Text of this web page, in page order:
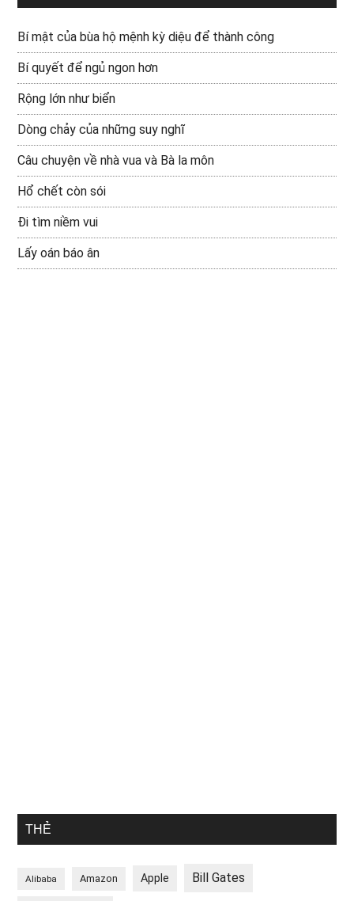
Bí mật của bùa hộ mệnh kỳ diệu để thành công
Bí quyết để ngủ ngon hơn
Rộng lớn như biển
Dòng chảy của những suy nghĩ
Câu chuyện về nhà vua và Bà la môn
Hổ chết còn sói
Đi tìm niềm vui
Lấy oán báo ân
THẺ
Alibaba Amazon Apple Bill Gates